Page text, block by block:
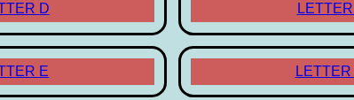
D
E LETTER